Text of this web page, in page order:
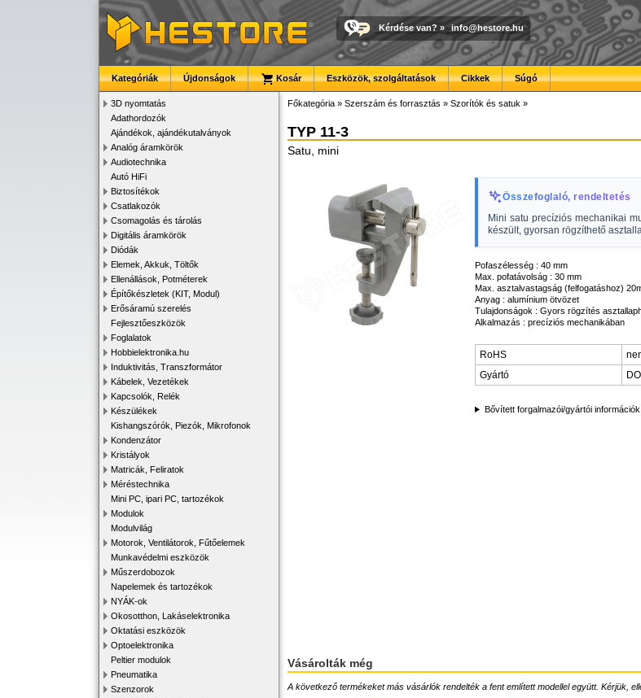
Kérdése van? » info@hestore.hu
Kategóriák Újdonságok Kosár Eszközök, szolgáltatások Cikkek Súgó
3D nyomtatás
Adathordozók
Ajándékok, ajándékutalványok
Analóg áramkörök
Audiotechnika
Autó HiFi
Biztosítékok
Csatlakozók
Csomagolás és tárolás
Digitális áramkörök
Diódák
Elemek, Akkuk, Töltők
Ellenállások, Potméterek
Építőkészletek (KIT, Modul)
Erősáramú szerelés
Fejlesztőeszközök
Foglalatok
Hobbielektronika.hu
Induktivitás, Transzformátor
Kábelek, Vezetékek
Kapcsolók, Relék
Készülékek
Kishangszórók, Piezók, Mikrofonok
Kondenzátor
Kristályok
Matricák, Feliratok
Méréstechnika
Mini PC, ipari PC, tartozékok
Modulok
Modulvilág
Motorok, Ventilátorok, Fűtőelemek
Munkavédelmi eszközök
Műszerdobozok
Napelemek és tartozékok
NYÁK-ok
Okosotthon, Lakáselektronika
Oktatási eszközök
Optoelektronika
Peltier modulok
Pneumatika
Szenzorok
Főkategória » Szerszám és forrasztás » Szorítók és satuk »
TYP 11-3
Satu, mini
Összefoglaló, rendeltetés
Mini satu precíziós mechanikai
készült, gyorsan rögzíthető
Pofaszélesség : 40 mm
Max. pofatávolság : 30 mm
Max. asztalvastagság (felfogatáshoz)
Anyag : alumínium ötvözet
Tulajdonságok : Gyors rögzítés
Alkalmazás : precíziós mechanikában
RoHS
Gyártó
Bővített forgalmazói/gyártói
Vásárolták még
A következő termékeket más vásárlók rendelték a fent említett modellel együtt. Kérjük,